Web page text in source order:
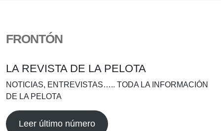
FRONTÓN
LA REVISTA DE LA PELOTA
NOTICIAS, ENTREVISTAS….. TODA LA INFORMACIÓN
DE LA PELOTA
Leer último número